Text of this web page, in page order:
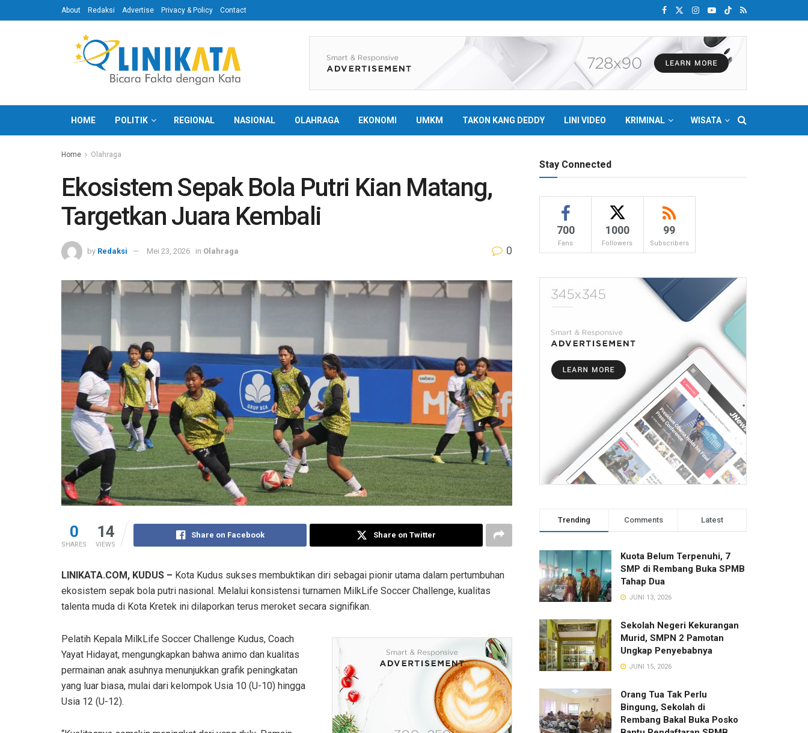
About Redaksi Advertise Privacy & Policy Contact
HOME POLITIK REGIONAL NASIONAL OLAHRAGA EKONOMI UMKM TAKON KANG DEDDY LINI VIDEO KRIMINAL WISATA
Home Olahraga
Ekosistem Sepak Bola Putri Kian Matang,
Targetkan Juara Kembali
by Redaksi Mei 23, 2026 in Olahraga 0
0
SHARES
14
VIEWS
Share on Facebook Share on Twitter
LINIKATA.COM, KUDUS – Kota Kudus sukses membuktikan diri sebagai pionir utama dalam pertumbuhan
ekosistem sepak bola putri nasional. Melalui konsistensi turnamen MilkLife Soccer Challenge, kualitas
talenta muda di Kota Kretek ini dilaporkan terus meroket secara signifikan.
Pelatih Kepala MilkLife Soccer Challenge Kudus, Coach
Yayat Hidayat, mengungkapkan bahwa animo dan kualitas
permainan anak asuhnya menunjukkan grafik peningkatan
yang luar biasa, mulai dari kelompok Usia 10 (U-10) hingga
Usia 12 (U-12).
Stay Connected
700
Fans
1000
Followers
99
Subscribers
Trending Comments Latest
Kuota Belum Terpenuhi, 7
SMP di Rembang Buka SPMB
Tahap Dua
JUNI 13, 2026
Sekolah Negeri Kekurangan
Murid, SMPN 2 Pamotan
Ungkap Penyebabnya
JUNI 15, 2026
Orang Tua Tak Perlu
Bingung, Sekolah di
Rembang Bakal Buka Posko